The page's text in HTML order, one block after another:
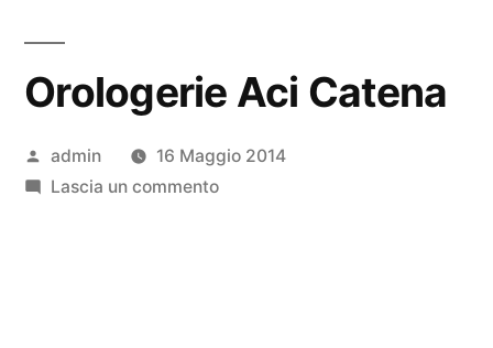
Orologerie Aci Catena
Pubblicato
da
admin
16 Maggio 2014
Lascia un commentosu